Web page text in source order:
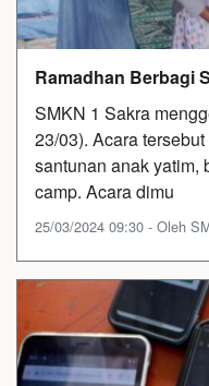
Ramadhan Berbagi
SMKN 1 Sakra
23/03). Acara
santunan anak yatim,
camp. Acara dimu
25/03/2024 09:30 - Oleh